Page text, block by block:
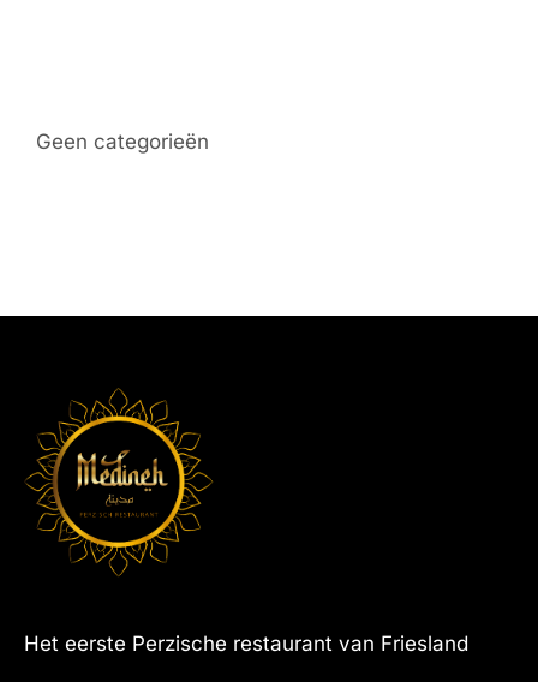
Geen categorieën
Het eerste Perzische restaurant van Friesland